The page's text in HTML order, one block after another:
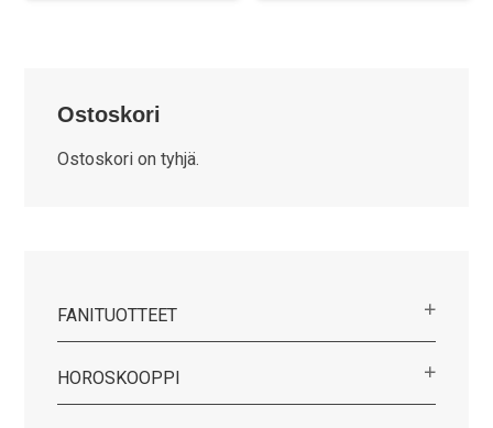
Ostoskori
Ostoskori on tyhjä.
FANITUOTTEET
HOROSKOOPPI